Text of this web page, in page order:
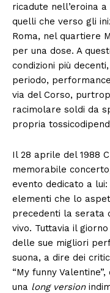
ricadute nell’eroina
quelli che verso gli
Roma, nel quartiere
per una dose. A
condizioni più
periodo,
via del Corso,
racimolare soldi da
propria
Il 28 aprile del 1988
memorabile
evento dedicato a lui:
elementi che lo
precedenti la serata
vivo. Tuttavia il
delle sue migliori
suona, a dire dei
“My funny
una long version